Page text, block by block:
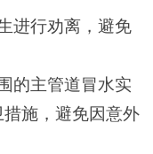
进行劝离，避免
的主管道冒水实
施，避免因意外